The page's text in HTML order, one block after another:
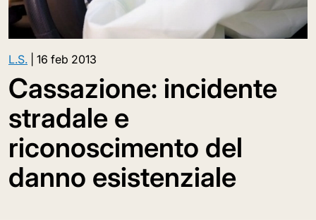
L.S. 16 feb 2013
Cassazione: incidente
stradale e
riconoscimento del
danno esistenziale